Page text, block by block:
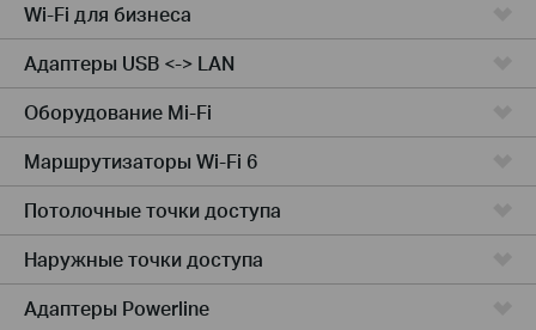
Wi-Fi для бизнеса
Адаптеры USB <-> LAN
Оборудование Mi-Fi
Маршрутизаторы Wi-Fi 6
Потолочные точки доступа
Наружные точки доступа
Адаптеры Powerline